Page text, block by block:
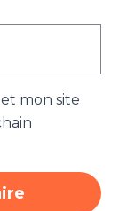
mon site